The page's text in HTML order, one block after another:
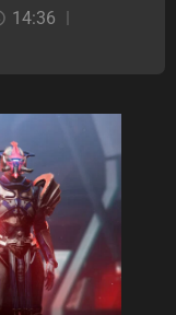
14:36